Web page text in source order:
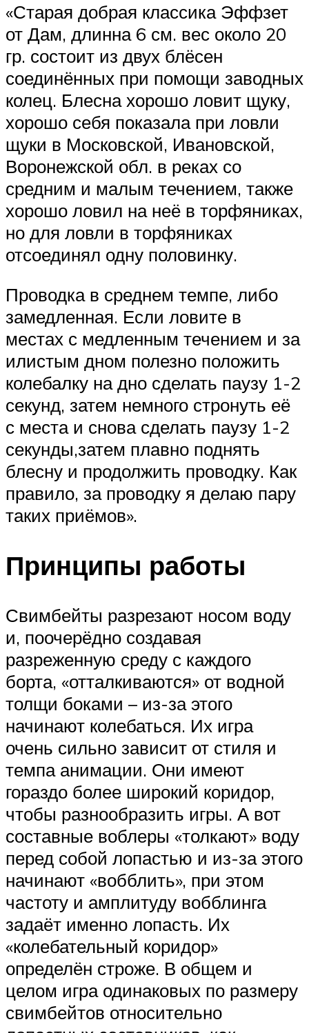
«Старая добрая классика Эффзет
от Дам, длинна 6 см. вес около 20
гр. состоит из двух блёсен
соединённых при помощи заводных
колец. Блесна хорошо ловит щуку,
хорошо себя показала при ловли
щуки в Московской, Ивановской,
Воронежской обл. в реках со
средним и малым течением, также
хорошо ловил на неё в торфяниках,
но для ловли в торфяниках
отсоединял одну половинку.
Проводка в среднем темпе, либо
замедленная. Если ловите в
местах с медленным течением и за
илистым дном полезно положить
колебалку на дно сделать паузу 1-2
секунд, затем немного стронуть её
с места и снова сделать паузу 1-2
секунды,затем плавно поднять
блесну и продолжить проводку. Как
правило, за проводку я делаю пару
таких приёмов».
Принципы работы
Свимбейты разрезают носом воду
и, поочерёдно создавая
разреженную среду с каждого
борта, «отталкиваются» от водной
толщи боками – из-за этого
начинают колебаться. Их игра
очень сильно зависит от стиля и
темпа анимации. Они имеют
гораздо более широкий коридор,
чтобы разнообразить игры. А вот
составные воблеры «толкают» воду
перед собой лопастью и из-за этого
начинают «вобблить», при этом
частоту и амплитуду вобблинга
задаёт именно лопасть. Их
«колебательный коридор»
определён строже. В общем и
целом игра одинаковых по размеру
свимбейтов относительно